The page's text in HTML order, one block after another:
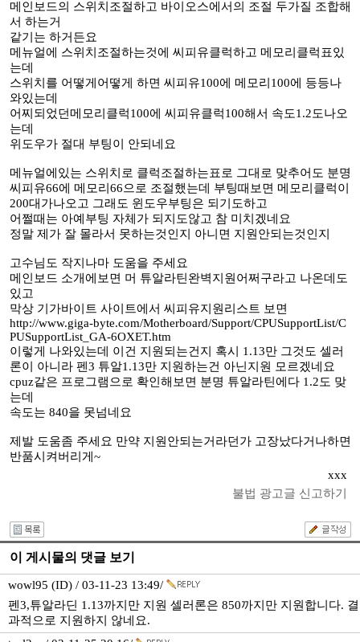
메인보드의 스위치조절하고 바이오스에서의 조절 두가질 조합해
서 하는거
같기는 하거든요
메뉴얼에 스위치조절하는것에 씨피유클럭하고 메모리클럭표있
는데
스위치를 어떻게어떻게 하면 씨피유100에 메모리100에 등등나
와있는데
어찌되었던메모리클럭100에 씨피유클럭100해서 속도1.2도나오
는데
위도우가 절대 부팅이 안되네요
메뉴얼에있는 스위치로 클럭조절하는표로 그대로 맞추어도 분명
씨피유66에 메모리66으로 조절했는데 부팅때보면 메모리클럭이
200대가나오고 그래도 윈도우부팅은 되기도하고
어쩔때는 아예부팅 자체가 되지도않고 참 미치겠네요
정말 제가 잘 몰라서 못하는것인지 아니면 지원안되는것인지
고수님도 작지나마 도움을 주세요
메인보드 소개에보면 머 튜알라틴완벽지원어쩌구라고 나온데도
있고
막상 기가바이트 사이트에서 씨피유지원리스트 보면
http://www.giga-byte.com/Motherboard/Support/CPUSupportList/C
PUSupportList_GA-6OXET.htm
이렇게 나와있는데 이건 지원되는건지 혹시 1.13만 그것도 셀러
론이 아니라 펜3 튜알1.13만 지원하는건 아닌지원 모르겠네요
cpuz같은 프로그램으로 확인해보면 분명 튜알라틴에다 1.2도 맞
는데
속도는 840을 못넘네요
제발 도움좀 주세요 만약 지원안되는거라던가 고장났다거나하면
반품시켜버리게~
xxx
불법 광고글 신고하기
이 게시물의 댓글 보기
wowl95 (ID) / 03-11-23 13:49/
펜3,튜알라딘 1.13까지만 지원 셀러론은 850까지만 지원합니다. 결
과적으로 지원하지 않네요.